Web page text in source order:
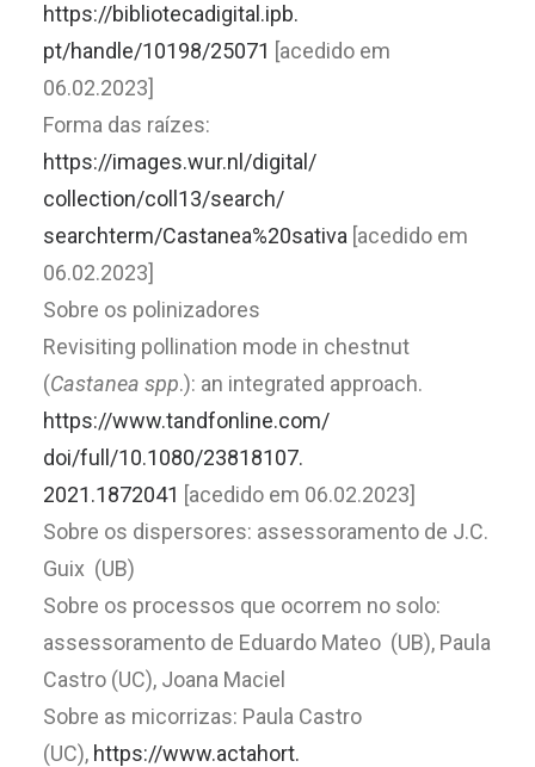
https://bibliotecadigital.ipb.
pt/handle/10198/25071 [acedido em
06.02.2023]
Forma das raízes:
https://images.wur.nl/digital/
collection/coll13/search/
searchterm/Castanea%20sativa [acedido em
06.02.2023]
Sobre os polinizadores
Revisiting pollination mode in chestnut
(Castanea spp.): an integrated approach.
https://www.tandfonline.com/
doi/full/10.1080/23818107.
2021.1872041 [acedido em 06.02.2023]
Sobre os dispersores: assessoramento de J.C.
Guix (UB)
Sobre os processos que ocorrem no solo:
assessoramento de Eduardo Mateo (UB), Paula
Castro (UC), Joana Maciel
Sobre as micorrizas: Paula Castro
(UC), https://www.actahort.